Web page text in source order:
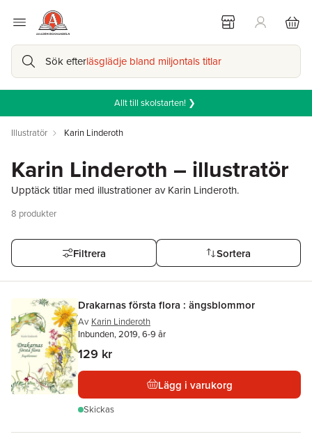
Sök efterläsglädje bland miljontals titlar
Allt till skolstarten! ❯
Illustratör Karin Linderoth
Karin Linderoth – illustratör
Upptäck titlar med illustrationer av Karin Linderoth.
8 produkter
Filtrera Sortera
Drakarnas första flora : ängsblommor
Av Karin Linderoth
Inbunden, 2019, 6-9 år
129 kr
Lägg i varukorg
Skickas